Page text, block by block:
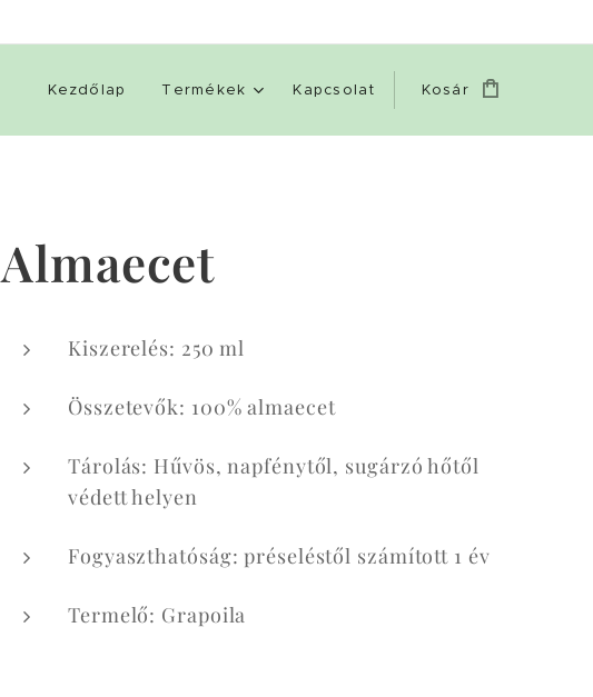
Kezdőlap Termékek Kapcsolat Kosár
Almaecet
Kiszerelés: 250 ml
Összetevők: 100% almaecet
Tárolás: Hűvös, napfénytől, sugárzó hőtől
védett helyen
Fogyaszthatóság: préseléstől számított 1 év
Termelő: Grapoila